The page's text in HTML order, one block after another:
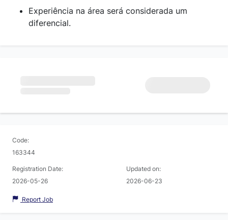
Experiência na área será considerada um
diferencial.
Code:
163344
Registration Date:
2026-05-26
Updated on:
2026-06-23
Report Job